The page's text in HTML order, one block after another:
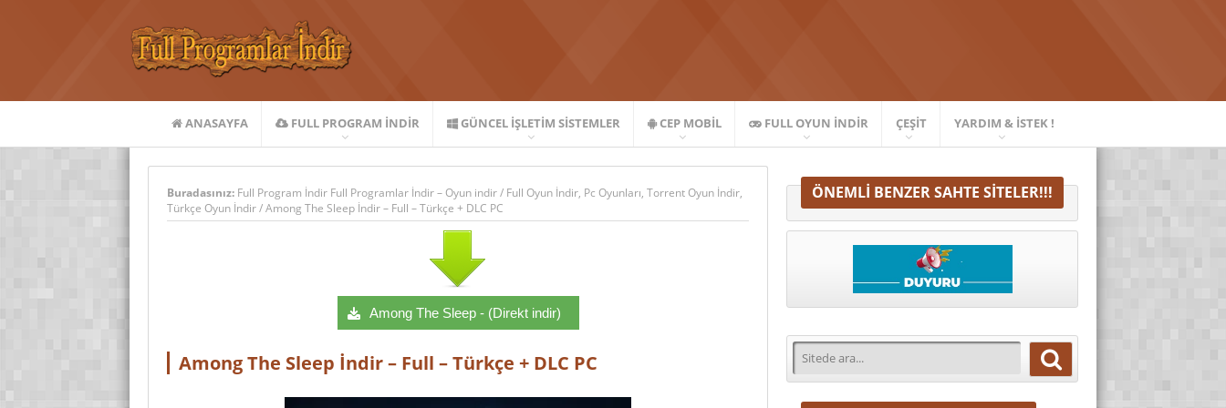
ANASAYFA FULL PROGRAM INDIR GÜNCEL İŞLETIM SISTEMLER CEP MOBIL FULL OYUN İNDIR ÇEŞIT YARDIM & İSTEK !
Buradasınız: Full Program İndir Full Programlar İndir – Oyun indir/ Full Oyun İndir, Pc Oyunları, Torrent Oyun İndir,
Türkçe Oyun İndir/Among The Sleep İndir – Full – Türkçe + DLC PC
Among The Sleep - (Direkt indir)
Among The Sleep İndir – Full – Türkçe + DLC PC
ÖNEMLI BENZER SAHTE SITELER!!!